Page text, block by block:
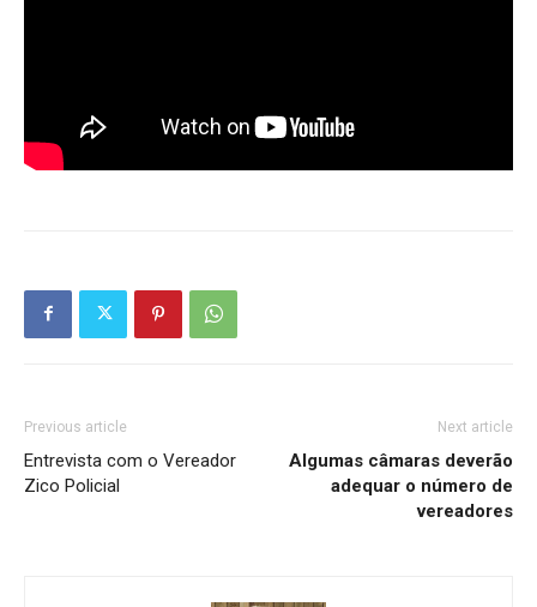
Previous article
Entrevista com o Vereador
Zico Policial
Next article
Algumas câmaras deverão
adequar o número de
vereadores